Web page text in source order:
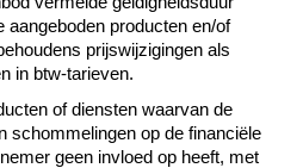
aangeboden producten en/of
prijswijzigingen als
in btw-tarieven.
of diensten waarvan de
schommelingen op de financiële
geen invloed op heeft, met